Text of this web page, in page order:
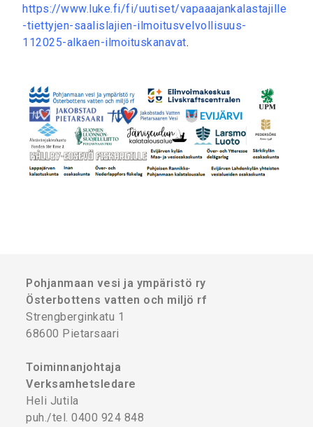
https://www.luke.fi/fi/uutiset/vapaaajankalastajille
-tiettyjen-saalislajien-ilmoitusvelvollisuus-
112025-alkaen-ilmoituskanavat.
Pohjanmaan vesi ja ympäristö ry
Österbottens vatten och miljö rf
Strengberginkatu 1
68600 Pietarsaari
Toiminnanjohtaja
Verksamhetsledare
Heli Jutila
puh./tel. 0400 924 848